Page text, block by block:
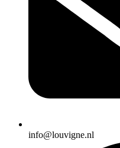
info@louvigne.nl